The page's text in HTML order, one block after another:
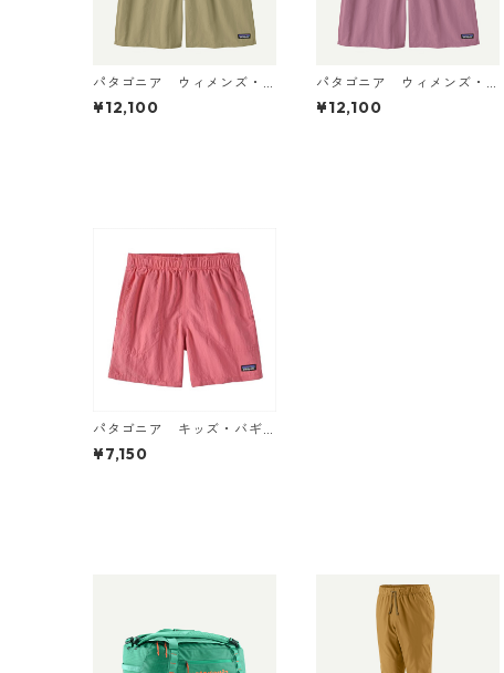
パタゴニア ウィメンズ・
バギーズ・ロング Weather
ed Stone 57035 Patagoni
¥12,100
パタゴニア ウィメンズ・
バギーズ・ロング Light Vio
let 57035 Patagonia Wom
¥12,100
パタゴニア キッズ・バギ
ーズ・ショーツ ５インチ
（裏地付き） カラー After
¥7,150